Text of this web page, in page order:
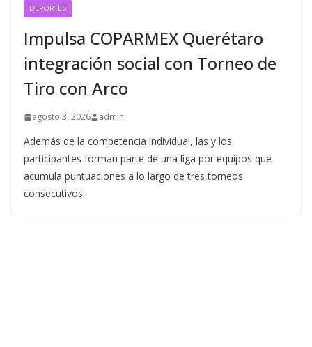
DEPORTES
Impulsa COPARMEX Querétaro
integración social con Torneo de
Tiro con Arco
agosto 3, 2026 admin
Además de la competencia individual, las y los
participantes forman parte de una liga por equipos que
acumula puntuaciones a lo largo de tres torneos
consecutivos.